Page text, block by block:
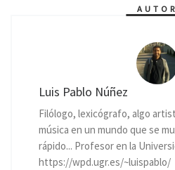
AUTOR
Luis Pablo Núñez
Filólogo, lexicógrafo, algo
música en un mundo que se
rápido... Profesor en la
https://wpd.ugr.es/~luispablo/